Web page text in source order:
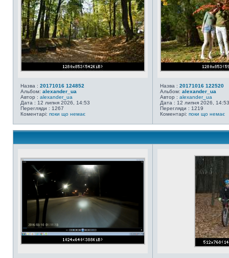
Назва : 20171016 124852
Альбом: alexander_ua
Автор : alexander_ua
Дата : 12 липня 2026, 14:53
Перегляди : 1267
Коментарі: поки що немає
Назва : 20171016 122520
Альбом: alexander_ua
Автор : alexander_ua
Дата : 12 липня 2026, 14:53
Перегляди : 1219
Коментарі: поки що немає